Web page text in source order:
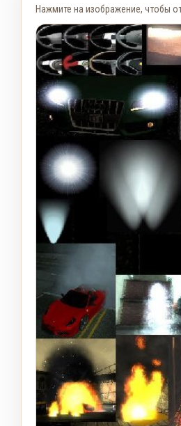
Нажмите на изображение, чтобы